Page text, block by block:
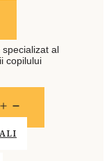
MENU
al
copilului